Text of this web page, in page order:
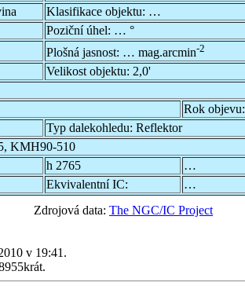
Klasifikace objektu: …
Poziční úhel: … °
Plošná jasnost: … mag.arcmin-2
Velikost objektu: 2,0'
Rok objevu:
Typ dalekohledu: Reflektor
KMH90-510
h 2765
…
Ekvivalentní IC:
…
Zdrojová data: The NGC/IC Project
v 19:41.